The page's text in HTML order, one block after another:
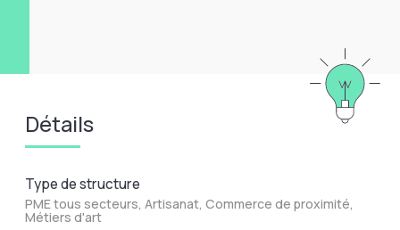
Détails
Type de structure
PME tous secteurs, Artisanat, Commerce de proximité,
Métiers d'art